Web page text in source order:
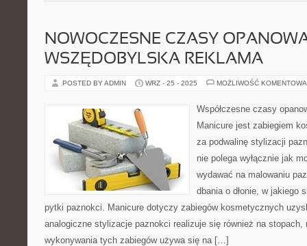
NOWOCZESNE CZASY
WSZĘDOBYLSKA REKLAMA
POSTED BY ADMIN WRZ - 25 - 2025 MOŻLIWOŚĆ
Współczesne czasy
Manicure jest zabiegiem
za podwalinę stylizacji
nie polega wyłącznie jak
wydawać na malowaniu
dbania o dłonie, w jakiego
pytki paznokci. Manicure dotyczy zabiegów kosmetycznych
analogiczne stylizacje paznokci realizuje się również na stopach,
wykonywania tych zabiegów używa się na […]